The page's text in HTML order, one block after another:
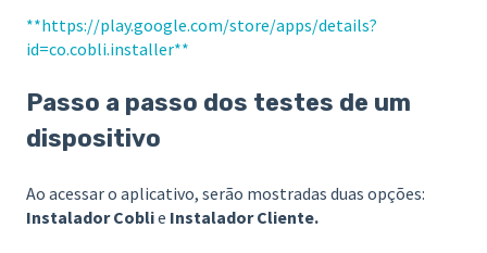
**https://play.google.com/store/apps/details?
id=co.cobli.installer**
Passo a passo dos testes de um
dispositivo
Ao acessar o aplicativo, serão mostradas duas opções:
Instalador Coblie Instalador Cliente.